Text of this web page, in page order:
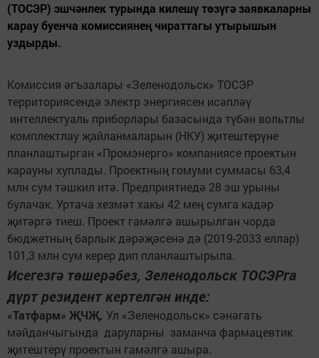
(ТОСЭР) эшчәнлек турында килешү төзүгә заявкаларны
карау буенча комиссиянең чираттагы утырышын
уздырды.
Комиссия әгъзалары «Зеленодольск» ТОСЭР
территориясендә электр энергиясен исәпләү
интеллектуаль приборлары базасында түбән вольтлы
комплектлау җайланмаларын (НКУ) җитештерүне
планлаштырган «Промэнерго» компаниясе проектын
карауны хуплады. Проектның гомуми суммасы 63,4
млн сум тәшкил итә. Предприятиедә 28 эш урыны
булачак. Уртача хезмәт хакы 42 мең сумга кадәр
җитәргә тиеш. Проект гамәлгә ашырылган чорда
бюджетның барлык дәрәҗәсенә дә (2019-2033 еллар)
101,3 млн сум керер дип планлаштырыла.
Исегезгә төшерәбез, Зеленодольск ТОСЭРга
дүрт резидент кертелгән инде:
«Татфарм» ҖЧҖ. Ул «Зеленодольск» сәнәгать
мәйданчыгында даруларны заманча фармацевтик
җитештерү проектын гамәлгә ашыра.